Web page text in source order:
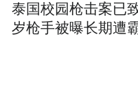
泰国校园枪击案已
岁枪手被曝长期遭